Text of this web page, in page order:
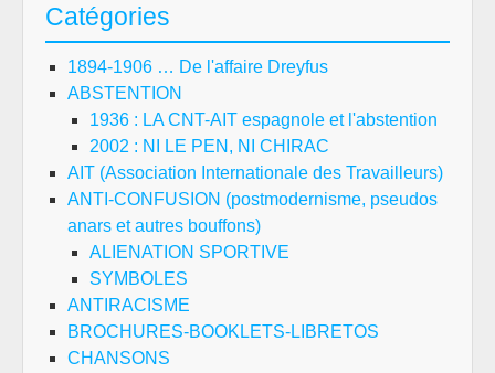
Catégories
1894-1906 … De l'affaire Dreyfus
ABSTENTION
1936 : LA CNT-AIT espagnole et l'abstention
2002 : NI LE PEN, NI CHIRAC
AIT (Association Internationale des Travailleurs)
ANTI-CONFUSION (postmodernisme, pseudos
anars et autres bouffons)
ALIENATION SPORTIVE
SYMBOLES
ANTIRACISME
BROCHURES-BOOKLETS-LIBRETOS
CHANSONS